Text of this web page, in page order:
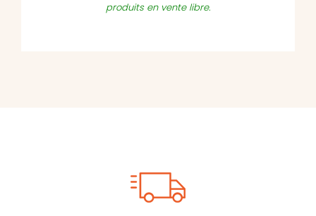
produits en vente libre.